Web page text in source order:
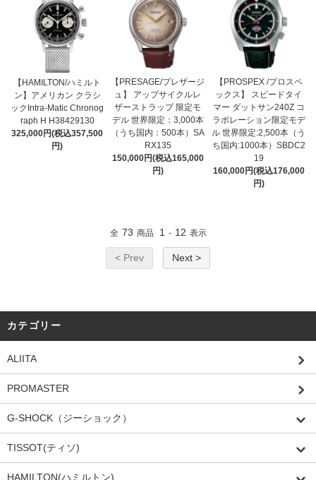
【HAMILTON/ハミルト
ン】アメリカン クラシ
ックIntra-Matic Chronog
raph H H38429130
325,000円(税込357,500
円)
【PRESAGE/プレザージ
ュ】 アップサイクルレ
ザーストラップ 限定モ
デル 世界限定：3,000本
（うち国内：500本）SA
RX135
150,000円(税込165,000
円)
【PROSPEX /プロスペ
ックス】 スピードタイ
マー ダットサン240Z コ
ラボレーション限定モデ
ル 世界限定:2,500本（う
ち国内:1000本）SBDC2
19
160,000円(税込176,000
円)
全 73 商品 1 - 12 表示
< Prev Next >
カテゴリー
ALIITA
PROMASTER
G-SHOCK（ジーショック）
TISSOT(ティソ)
HAMILTON(ハミルトン)